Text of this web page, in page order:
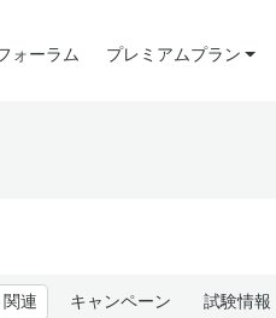
ォーラム プレミアムプラン
連 キャンペーン 試験情報